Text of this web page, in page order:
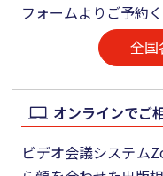
フォームよりご予約く
全国
オンラインでご
ビデオ会議システム